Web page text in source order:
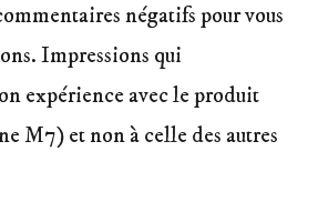
négatifs pour vous
Impressions qui
expérience avec le produit
M7) et non à celle des autres